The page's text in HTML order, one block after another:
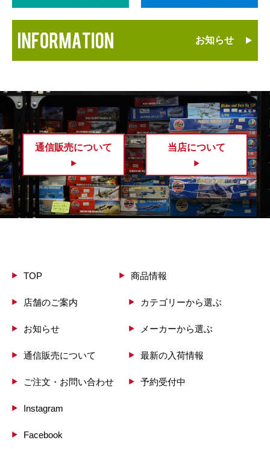
お知らせ
通信販売について 当店について
TOP
店舗のご案内
お知らせ
通信販売について
ご注文・お問い合わせ
Instagram
Facebook
商品情報
カテゴリーから選ぶ
メーカーから選ぶ
最新の入荷情報
予約受付中